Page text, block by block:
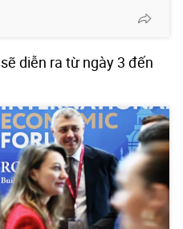
sẽ diễn ra từ ngày 3 đến